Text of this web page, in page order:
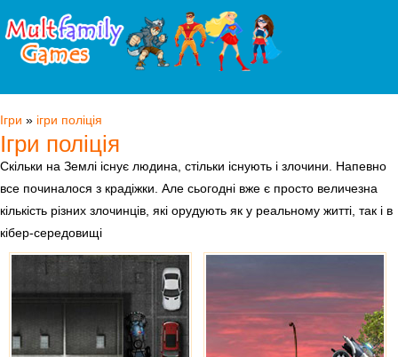
Ігри » ігри поліція
Ігри поліція
Скільки на Землі існує людина, стільки існують і злочини. Напевно
все починалося з крадіжки. Але сьогодні вже є просто величезна
кількість різних злочинців, які орудують як у реальному житті, так і в
кібер-середовищі